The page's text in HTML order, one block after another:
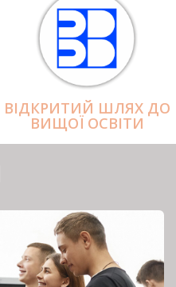
ВІДКРИТИЙ ШЛЯХ ДО
ВИЩОЇ ОСВІТИ